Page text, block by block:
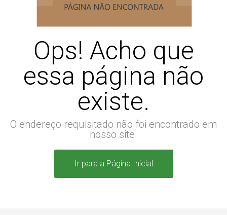
Ops! Acho que
essa página não
existe.
O endereço requisitado não foi encontrado em
nosso site.
Ir para a Página Inicial